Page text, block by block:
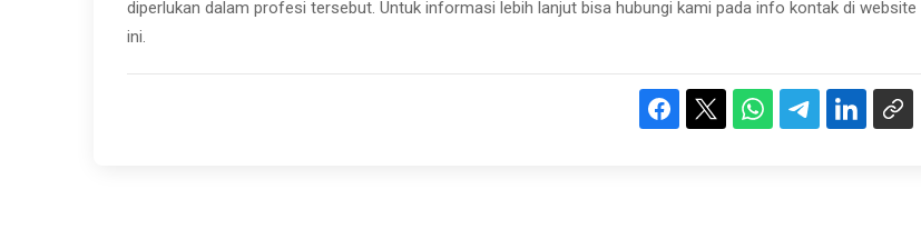
diperlukan dalam profesi tersebut. Untuk informasi lebih lanjut bisa hubungi kami pada info kontak di website
ini.